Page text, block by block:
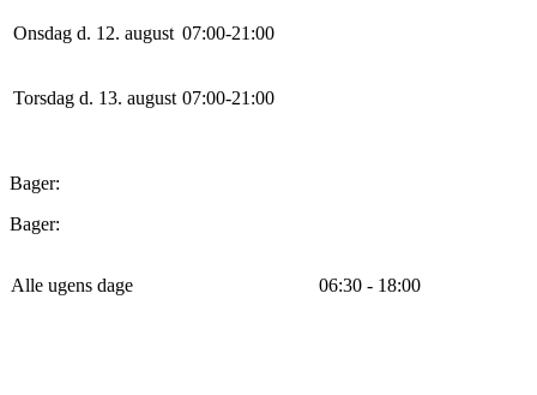
Onsdag d. 12. august 07:00-21 :00
Torsdag d. 13. august 07:00-21 :00
Bager:
Bager:
Alle ugens dage 06:30 - 18:00